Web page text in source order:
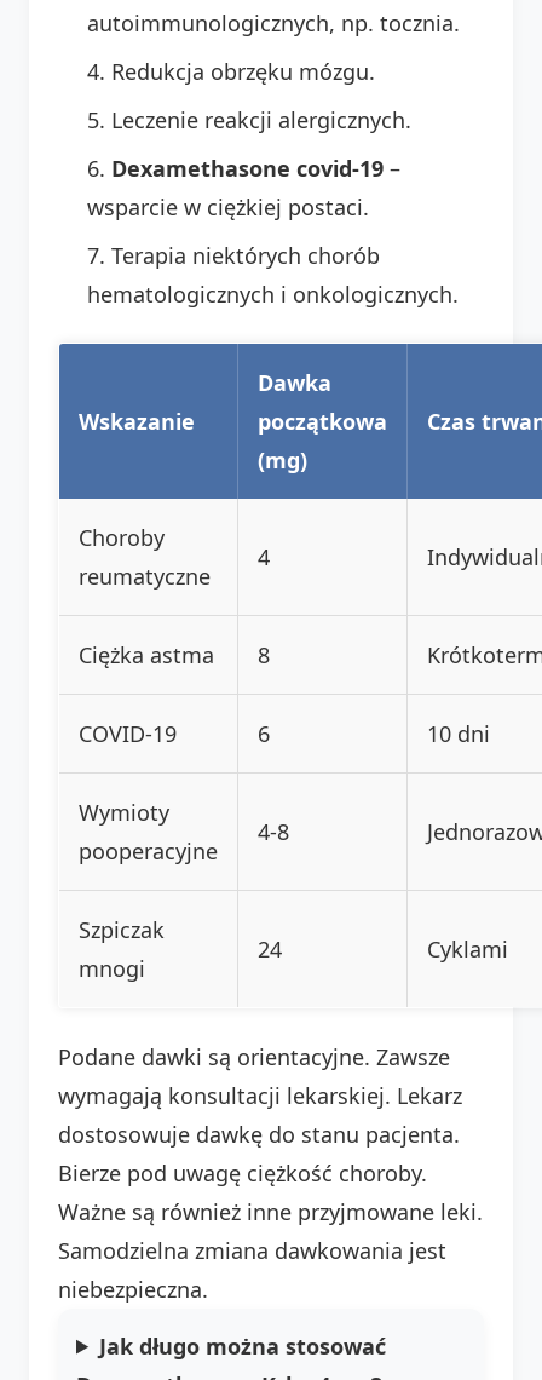
autoimmunologicznych, np. tocznia.
Redukcja obrzęku mózgu.
Leczenie reakcji alergicznych.
Dexamethasone covid-19 –
wsparcie w ciężkiej postaci.
Terapia niektórych chorób
hematologicznych i onkologicznych.
Wskazanie
Dawka
początkowa
(mg)
Czas
Choroby
reumatyczne
4
Ciężka astma 8
COVID-19 6 10 dni
Wymioty
pooperacyjne
4-8
Szpiczak
mnogi
24 Cyklami
Podane dawki są orientacyjne. Zawsze
wymagają konsultacji lekarskiej. Lekarz
dostosowuje dawkę do stanu pacjenta.
Bierze pod uwagę ciężkość choroby.
Ważne są również inne przyjmowane leki.
Samodzielna zmiana dawkowania jest
niebezpieczna.
Jak długo można stosować